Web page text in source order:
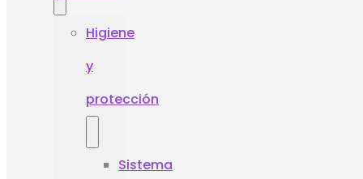
Higiene
y
protección
Sistema